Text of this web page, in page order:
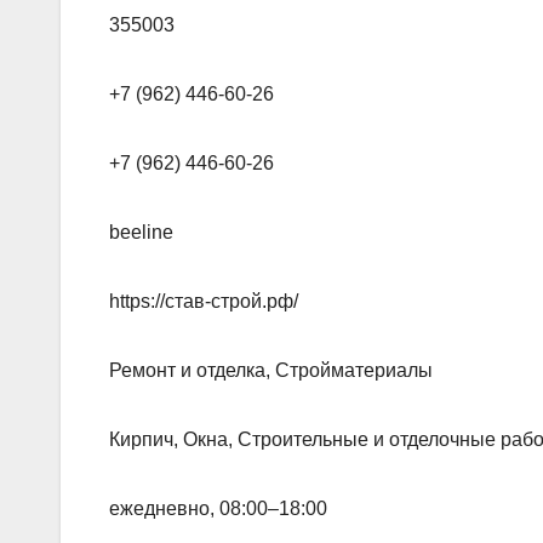
355003
+7 (962) 446-60-26
+7 (962) 446-60-26
beeline
https://став-строй.рф/
Ремонт и отделка, Стройматериалы
Кирпич, Окна, Строительные и отделочные
ежедневно, 08:00–18:00